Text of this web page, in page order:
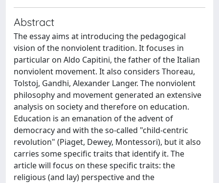
Abstract
The essay aims at introducing the pedagogical
vision of the nonviolent tradition. It focuses in
particular on Aldo Capitini, the father of the Italian
nonviolent movement. It also considers Thoreau,
Tolstoj, Gandhi, Alexander Langer. The nonviolent
philosophy and movement generated an extensive
analysis on society and therefore on education.
Education is an emanation of the advent of
democracy and with the so-called "child-centric
revolution" (Piaget, Dewey, Montessori), but it also
carries some specific traits that identify it. The
article will focus on these specific traits: the
religious (and lay) perspective and the